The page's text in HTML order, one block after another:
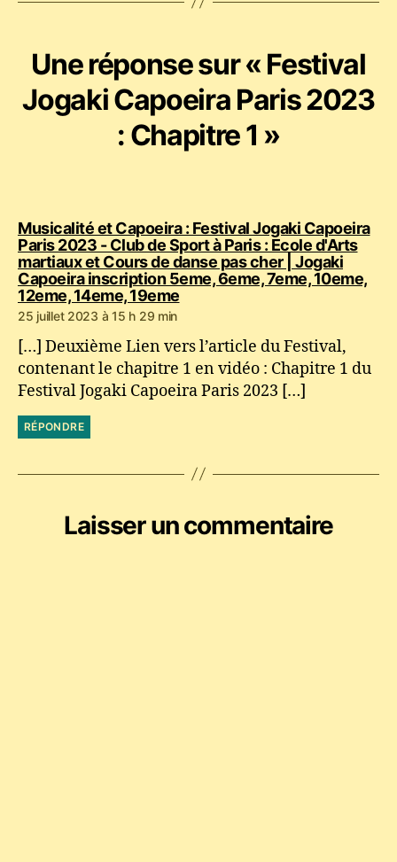
Une réponse sur « Festival
Jogaki Capoeira Paris 2023
: Chapitre 1 »
Musicalité et Capoeira : Festival Jogaki Capoeira
Paris 2023 - Club de Sport à Paris : Ecole d'Arts
martiaux et Cours de danse pas cher | Jogaki
Capoeira inscription 5eme, 6eme, 7eme, 10eme,
12eme, 14eme, 19emedit :
25 juillet 2023 à 15 h 29 min
[…] Deuxième Lien vers l’article du Festival,
contenant le chapitre 1 en vidéo : Chapitre 1 du
Festival Jogaki Capoeira Paris 2023 […]
RÉPONDRE
Laisser un commentaire